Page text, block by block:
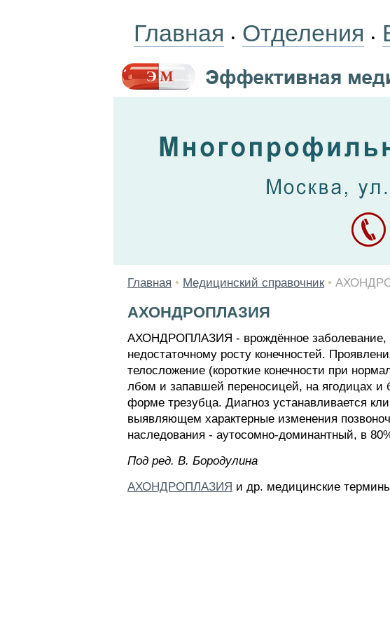
Главная • Отделения •
Главная • Медицинский справочник •
АХОНДРОПЛАЗИЯ
АХОНДРОПЛАЗИЯ - врождённое заболевание,
недостаточному росту конечностей.
телосложение (короткие конечности при
лбом и запавшей переносицей, на ягодицах и
форме трезубца. Диагноз устанавливается
выявляющем характерные изменения
наследования - аутосомно-доминантный, в
Пoд peд. B. Бopoдyлинa
АХОНДРОПЛАЗИЯ и др. медицинские